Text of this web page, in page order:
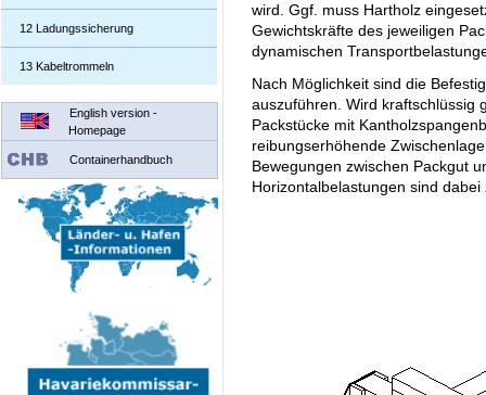
12 Ladungssicherung
13 Kabeltrommeln
English version -
Homepage
Containerhandbuch
wird. Ggf. muss Hartholz
Gewichtskräfte des jeweiligen
dynamischen
Nach Möglichkeit sind die
auszuführen. Wird kraftschlüssig
Packstücke mit
reibungserhöhende
Bewegungen zwischen Packgut
Horizontalbelastungen sind dabei